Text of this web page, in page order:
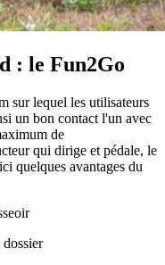
: le Fun2Go
sur lequel les utilisateurs
un bon contact l'un avec
de
qui dirige et pédale, le
quelques avantages du
dossier